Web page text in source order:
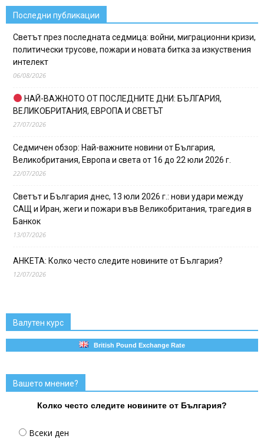
Последни публикации
Светът през последната седмица: войни, миграционни кризи,
политически трусове, пожари и новата битка за изкуствения
интелект
06/08/2026
НАЙ-ВАЖНОТО ОТ ПОСЛЕДНИТЕ ДНИ: БЪЛГАРИЯ,
ВЕЛИКОБРИТАНИЯ, ЕВРОПА И СВЕТЪТ
27/07/2026
Седмичен обзор: Най-важните новини от България,
Великобритания, Европа и света от 16 до 22 юли 2026 г.
22/07/2026
Светът и България днес, 13 юли 2026 г.: нови удари между
САЩ и Иран, жеги и пожари във Великобритания, трагедия в
Банкок
13/07/2026
АНКЕТА: Колко често следите новините от България?
12/07/2026
Валутен курс
British Pound Exchange Rate
Вашето мнение?
Колко често следите новините от България?
Всеки ден